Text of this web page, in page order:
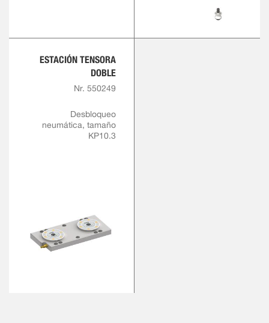
ESTACIÓN TENSORA
DOBLE
Nr. 550249
Desbloqueo
neumática, tamaño
KP10.3